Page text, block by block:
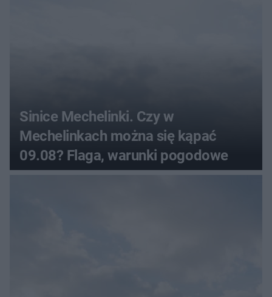
Sinice Mechelinki. Czy w
Mechelinkach można się kąpać
09.08? Flaga, warunki pogodowe